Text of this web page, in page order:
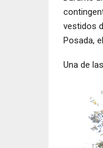
vestidos
Posada,
Una de